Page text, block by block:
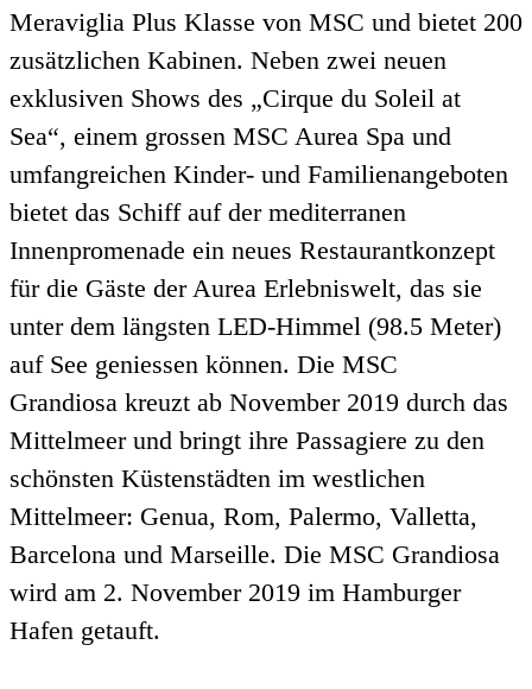
Meraviglia Plus Klasse von MSC und bietet 200
zusätzlichen Kabinen. Neben zwei neuen
exklusiven Shows des „Cirque du Soleil at
Sea“, einem grossen MSC Aurea Spa und
umfangreichen Kinder- und Familienangeboten
bietet das Schiff auf der mediterranen
Innenpromenade ein neues Restaurantkonzept
für die Gäste der Aurea Erlebniswelt, das sie
unter dem längsten LED-Himmel (98.5 Meter)
auf See geniessen können. Die MSC
Grandiosa kreuzt ab November 2019 durch das
Mittelmeer und bringt ihre Passagiere zu den
schönsten Küstenstädten im westlichen
Mittelmeer: Genua, Rom, Palermo, Valletta,
Barcelona und Marseille. Die MSC Grandiosa
wird am 2. November 2019 im Hamburger
Hafen getauft.